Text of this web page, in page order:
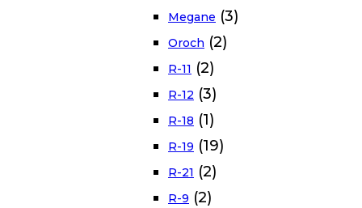
Megane (3)
Oroch (2)
R-11 (2)
R-12 (3)
R-18 (1)
R-19 (19)
R-21 (2)
R-9 (2)